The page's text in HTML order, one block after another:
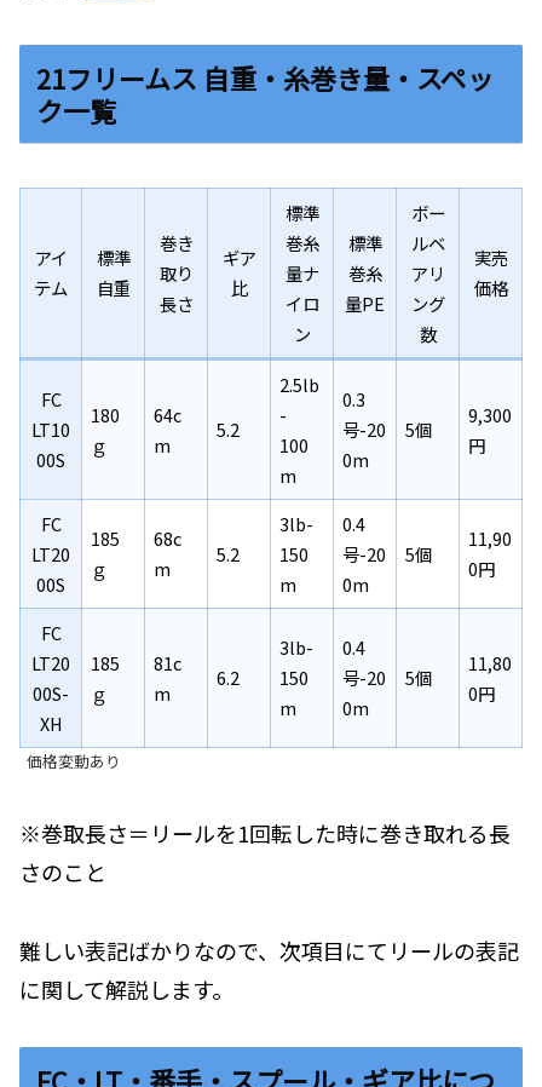
21フリームス 自重・糸巻き量・スペッ
ク一覧
アイ
テム
標準
自重
巻き
取り
長さ
ギア
比
標準
巻糸
量ナ
イロ
ン
標準
巻糸
量PE
ボー
ルベ
アリ
ング
数
実売
価格
FC
LT10
00S
180
ｇ
64c
m
5.2
2.5lb
-
100
m
0.3
号-20
0m
5個
9,300
円
FC
LT20
00S
185
ｇ
68c
m
5.2
3lb-
150
m
0.4
号-20
0m
5個
11,90
0円
FC
LT20
00S-
XH
185
ｇ
81c
m
6.2
3lb-
150
m
0.4
号-20
0m
5個
11,80
0円
価格変動あり
※巻取長さ＝リールを1回転した時に巻き取れる長
さのこと
難しい表記ばかりなので、次項目にてリールの表記
に関して解説します。